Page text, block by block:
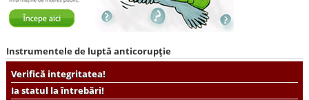
Instrumentele de luptă anticorupție
Verifică integritatea!
Ia statul la întrebări!